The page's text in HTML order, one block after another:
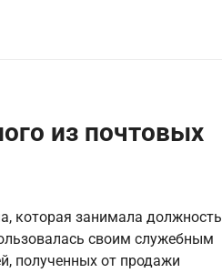
из почтовых
которая занимала должность
своим служебным
полученных от продажи